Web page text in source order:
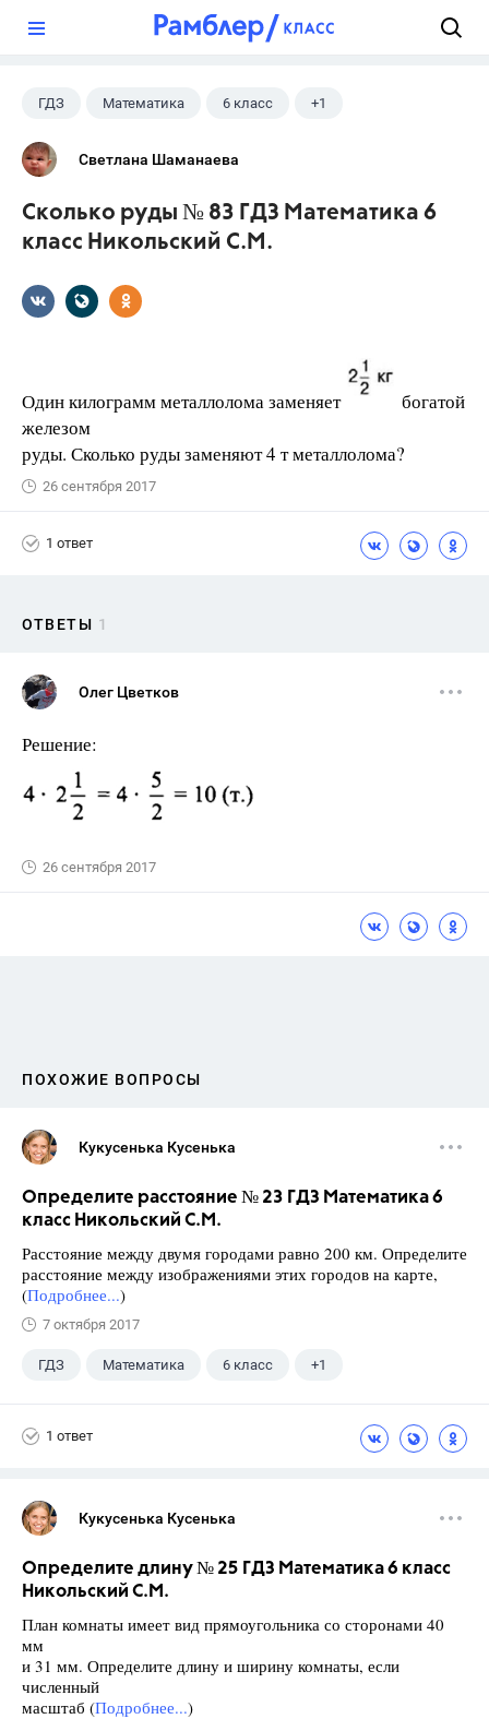
ГДЗ Математика 6 класс +1
Никольский С.М.
Светлана Шаманаева
Сколько руды № 83 ГДЗ Математика 6
класс Никольский С.М.
Один килограмм металлолома заменяет
богатой
железом
руды. Сколько руды заменяют 4 т металлолома?
26 сентября 2017
1 ответ
ОТВЕТЫ 1
Олег Цветков
Решение:
26 сентября 2017
ПОХОЖИЕ ВОПРОСЫ
Кукусенька Кусенька
Определите расстояние № 23 ГДЗ Математика 6
класс Никольский С.М.
Расстояние между двумя городами равно 200 км. Определите
расстояние между изображениями этих городов на карте,
(Подробнее...)
7 октября 2017
ГДЗ Математика 6 класс +1
1 ответ
Кукусенька Кусенька
Определите длину № 25 ГДЗ Математика 6 класс
Никольский С.М.
План комнаты имеет вид прямоугольника со сторонами 40
мм
и 31 мм. Определите длину и ширину комнаты, если
численный
масштаб (Подробнее...)